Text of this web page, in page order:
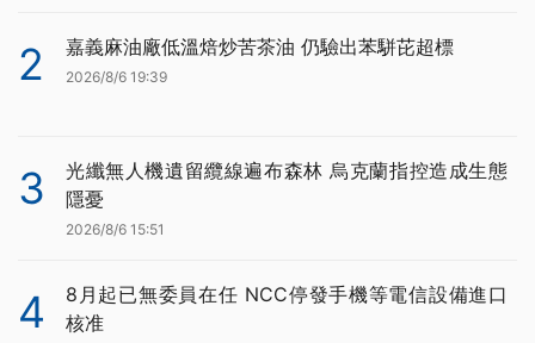
2 嘉義麻油廠低溫焙炒苦茶油 仍驗出苯駢芘超標
2026/8/6 19:39
3
光纖無人機遺留纜線遍布森林 烏克蘭指控造成生態
隱憂
2026/8/6 15:51
4
8月起已無委員在任 NCC停發手機等電信設備進口
核准